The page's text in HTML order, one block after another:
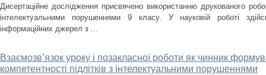
Дисертаційне дослідження присвячено використанню друкованого
інтелектуальними порушеннями 9 класу. У науковій роботі
інформаційних джерел з ...
Взаємозв’язок уроку і позакласної роботи як чинник
компетентності підлітків з інтелектуальними порушеннями